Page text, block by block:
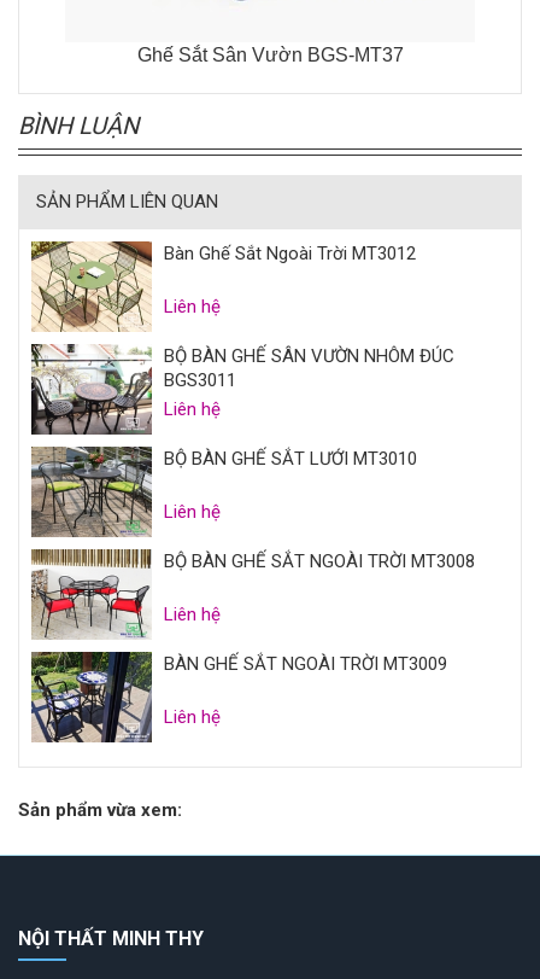
Ghế Sắt Sân Vườn BGS-MT37
BÌNH LUẬN
SẢN PHẨM LIÊN QUAN
Bàn Ghế Sắt Ngoài Trời MT3012
Liên hệ
BỘ BÀN GHẾ SÂN VƯỜN NHÔM ĐÚC
BGS3011
Liên hệ
BỘ BÀN GHẾ SẮT LƯỚI MT3010
Liên hệ
BỘ BÀN GHẾ SẮT NGOÀI TRỜI MT3008
Liên hệ
BÀN GHẾ SẮT NGOÀI TRỜI MT3009
Liên hệ
Sản phẩm vừa xem:
NỘI THẤT MINH THY